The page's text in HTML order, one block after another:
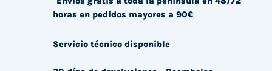
horas en pedidos mayores a 90€
Servicio técnico disponible